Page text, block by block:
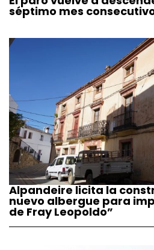
séptimo mes
Alpandeire licita la
nuevo albergue para
de Fray Leopoldo”